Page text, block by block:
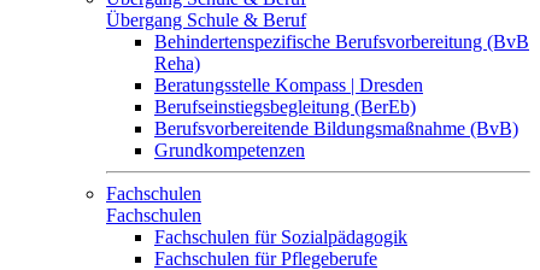
Übergang Schule & Beruf
Behindertenspezifische Berufsvorbereitung (BvB
Reha)
Beratungsstelle Kompass | Dresden
Berufseinstiegsbegleitung (BerEb)
Berufsvorbereitende Bildungsmaßnahme (BvB)
Grundkompetenzen
Fachschulen
Fachschulen
Fachschulen für Sozialpädagogik
Fachschulen für Pflegeberufe